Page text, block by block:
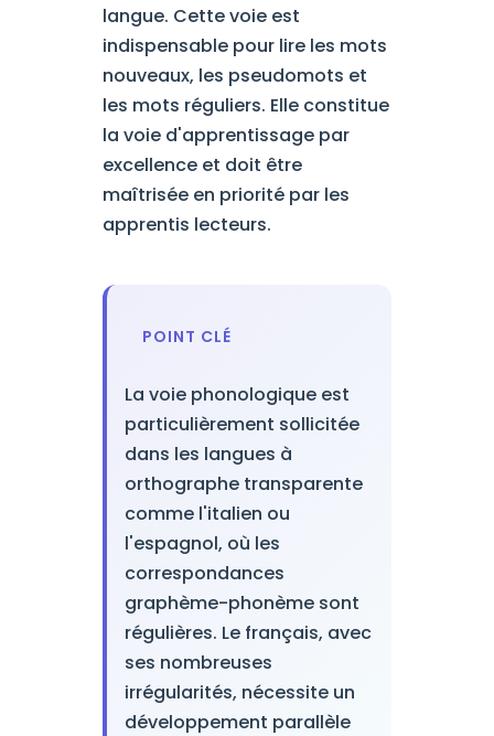
langue. Cette voie est
indispensable pour lire les mots
nouveaux, les pseudomots et
les mots réguliers. Elle constitue
la voie d'apprentissage par
excellence et doit être
maîtrisée en priorité par les
apprentis lecteurs.
POINT CLÉ
La voie phonologique est
particulièrement sollicitée
dans les langues à
orthographe transparente
comme l'italien ou
l'espagnol, où les
correspondances
graphème-phonème sont
régulières. Le français, avec
ses nombreuses
irrégularités, nécessite un
développement parallèle